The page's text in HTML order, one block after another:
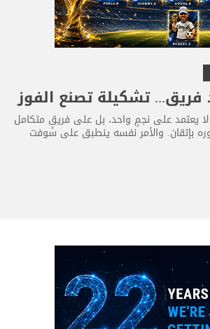
فريق... تشكيلة تصنع الفوز
يعتمد على نجمٍ واحد، بل على فريقٍ متكامل
بإتقان. والأمر نفسه ينطبق على سوفت